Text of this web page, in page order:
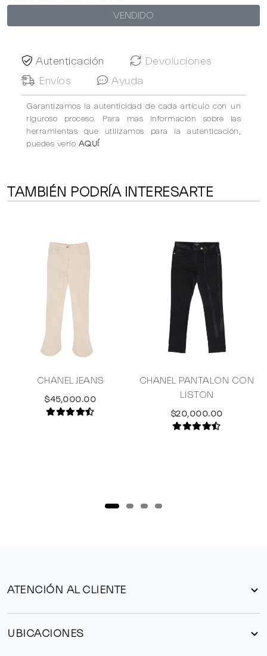
VENDIDO
Autenticación
Devoluciones
Envíos
Ayuda
Garantizamos la autenticidad de cada artículo con un
riguroso proceso. Para mas información sobre las
herramientas que utilizamos para la autenticación,
puedes verlo AQUÍ
TAMBIÉN PODRÍA INTERESARTE
CHANEL JEANS
$45,000.00
CHANEL PANTALON CON
LISTON
$20,000.00
ATENCIÓN AL CLIENTE
UBICACIONES